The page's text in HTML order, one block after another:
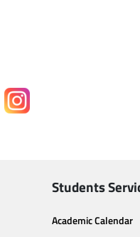
Students
Academic Calendar